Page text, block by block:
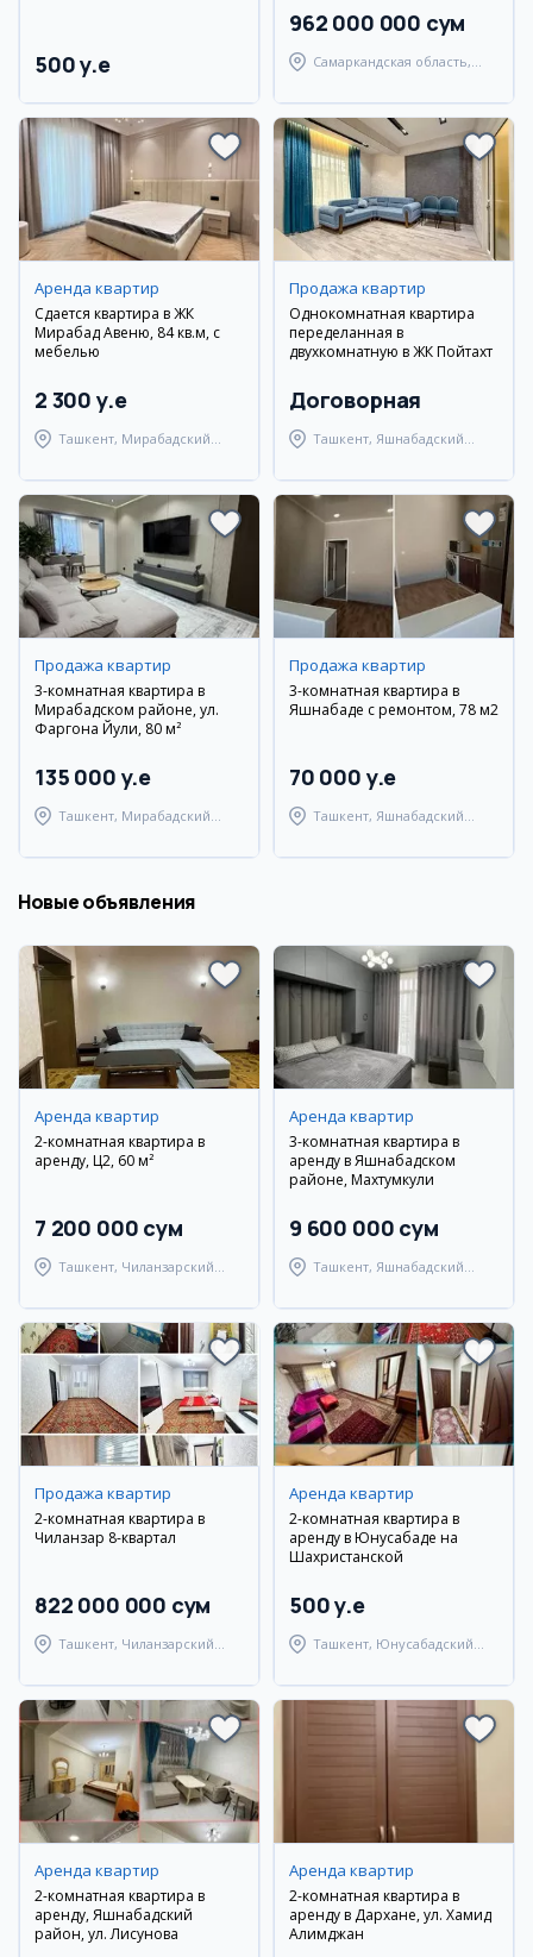
500 y.e
962 000 000 сум
Самаркандская область,
Аренда квартир
Сдается квартира в ЖК
Мирабад Авеню, 84 кв.м, с
мебелью
2 300 y.e
Ташкент, Мирабадский
Продажа квартир
Однокомнатная квартира
переделанная в
двухкомнатную в ЖК Пойтахт
Договорная
Ташкент, Яшнабадский
Продажа квартир
3-комнатная квартира в
Мирабадском районе, ул.
Фаргона Йули, 80 м²
135 000 y.e
Ташкент, Мирабадский
Продажа квартир
3-комнатная квартира в
Яшнабаде с ремонтом, 78 м2
70 000 y.e
Ташкент, Яшнабадский
Новые объявления
Аренда квартир
2-комнатная квартира в
аренду, Ц2, 60 м²
7 200 000 сум
Ташкент, Чиланзарский
Аренда квартир
3-комнатная квартира в
аренду в Яшнабадском
районе, Махтумкули
9 600 000 сум
Ташкент, Яшнабадский
Продажа квартир
2-комнатная квартира в
Чиланзар 8-квартал
822 000 000 сум
Ташкент, Чиланзарский
Аренда квартир
2-комнатная квартира в
аренду в Юнусабаде на
Шахристанской
500 y.e
Ташкент, Юнусабадский
Аренда квартир
2-комнатная квартира в
аренду, Яшнабадский
район, ул. Лисунова
Аренда квартир
2-комнатная квартира в
аренду в Дархане, ул. Хамид
Алимджан